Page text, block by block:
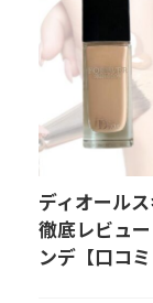
ディオール
徹底レビュ
ンデ【口コ